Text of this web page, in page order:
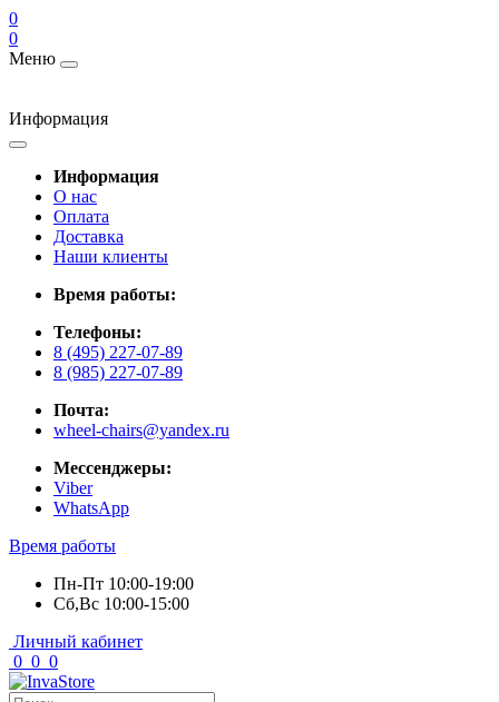
0
0
Меню
Информация
Информация
О нас
Оплата
Доставка
Наши клиенты
Время работы:
Телефоны:
8 (495) 227-07-89
8 (985) 227-07-89
Почта:
wheel-chairs@yandex.ru
Мессенджеры:
Viber
WhatsApp
Время работы
Пн-Пт 10:00-19:00
Сб,Вс 10:00-15:00
Личный кабинет
0 0 0